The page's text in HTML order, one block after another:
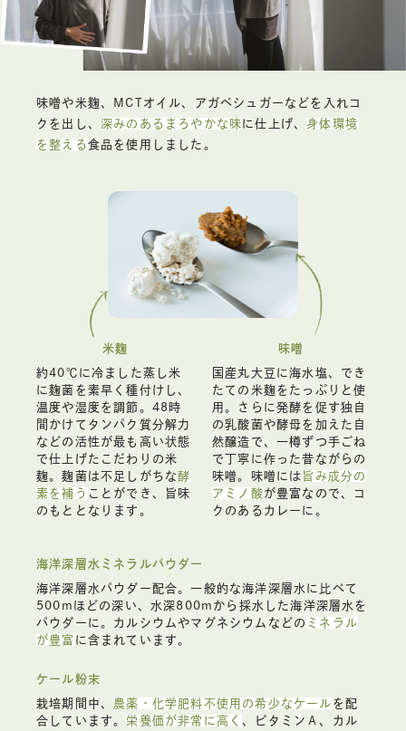
味噌や米麹、MCTオイル、アガベシュガーなどを入れコ
クを出し、 深みのあるまろやかな味に仕上げ、身体環境
を整える食品を使用しました。
米麹
約40℃に冷ました蒸し米
に麹菌を素早く種付けし、
温度や湿度を調節。48時
間かけてタンパク質分解力
などの活性が最も高い状態
で仕上げたこだわりの米
麹。麹菌は不足しがちな酵
素を補う ことができ、旨味
のもととなります。
味噌
国産丸大豆に海水塩、でき
たての米麹をたっぷりと使
用。さらに発酵を促す独自
の乳酸菌や酵母を加えた自
然醸造で、一樽ずつ手ごね
で丁寧に作った昔ながらの
味噌。味噌には 旨み成分の
アミノ酸が豊富なので、コ
クのあるカレーに。
海洋深層水ミネラルパウダー
海洋深層水パウダー配合。一般的な海洋深層水に比べて
500mほどの深い、水深800mから採水した海洋深層水を
パウダーに。カルシウムやマグネシウムなどの ミネラル
が豊富 に含まれています。
ケール粉末
栽培期間中、 農薬・化学肥料不使用の希少なケール を配
合しています。 栄養価が非常に高く、ビタミンＡ、カル